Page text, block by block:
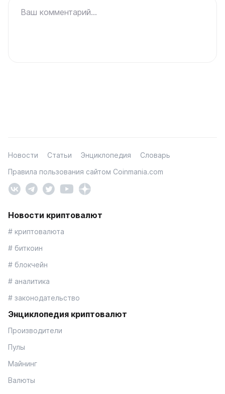
Ваш комментарий...
Новости Статьи Энциклопедия
Словарь
Правила пользования сайтом Coinmania.com
Новости криптовалют
# криптовалюта
# биткоин
# блокчейн
# аналитика
# законодательство
Энциклопедия криптовалют
Производители
Пулы
Майнинг
Валюты